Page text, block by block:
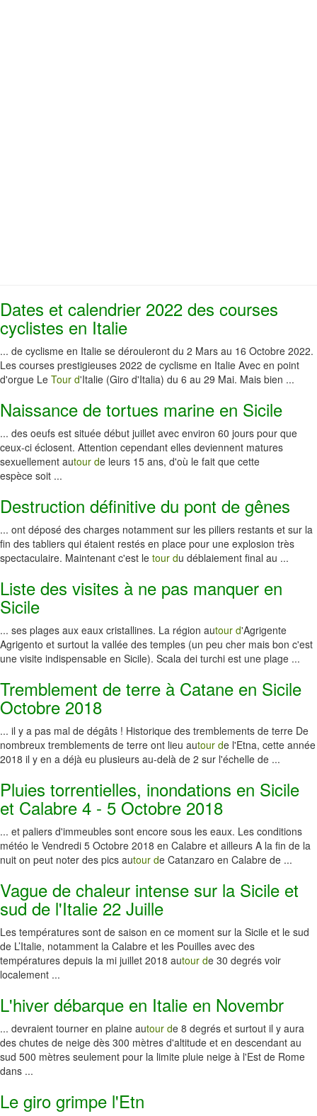
Dates et calendrier 2022 des courses
cyclistes en Italie
... de cyclisme en Italie se dérouleront du 2 Mars au 16 Octobre 2022.
Les courses prestigieuses 2022 de cyclisme en Italie Avec en point
d'orgue Le Tour d'Italie (Giro d'Italia) du 6 au 29 Mai. Mais bien ...
Naissance de tortues marine en Sicile
... des oeufs est située début juillet avec environ 60 jours pour que
ceux-ci éclosent. Attention cependant elles deviennent matures
sexuellement autour de leurs 15 ans, d'où le fait que cette
espèce soit ...
Destruction définitive du pont de gênes
... ont déposé des charges notamment sur les piliers restants et sur la
fin des tabliers qui étaient restés en place pour une explosion très
spectaculaire. Maintenant c'est le tour du déblaiement final au ...
Liste des visites à ne pas manquer en
Sicile
... ses plages aux eaux cristallines. La région autour d'Agrigente
Agrigento et surtout la vallée des temples (un peu cher mais bon c'est
une visite indispensable en Sicile). Scala dei turchi est une plage ...
Tremblement de terre à Catane en Sicile
Octobre 2018
... il y a pas mal de dégâts ! Historique des tremblements de terre De
nombreux tremblements de terre ont lieu autour de l'Etna, cette année
2018 il y en a déjà eu plusieurs au-delà de 2 sur l'échelle de ...
Pluies torrentielles, inondations en Sicile
et Calabre 4 - 5 Octobre 2018
... et paliers d'immeubles sont encore sous les eaux. Les conditions
météo le Vendredi 5 Octobre 2018 en Calabre et ailleurs A la fin de la
nuit on peut noter des pics autour de Catanzaro en Calabre de ...
Vague de chaleur intense sur la Sicile et
sud de l'Italie 22 Juille
Les températures sont de saison en ce moment sur la Sicile et le sud
de L’Italie, notamment la Calabre et les Pouilles avec des
températures depuis la mi juillet 2018 autour de 30 degrés voir
localement ...
L'hiver débarque en Italie en Novembr
... devraient tourner en plaine autour de 8 degrés et surtout il y aura
des chutes de neige dès 300 mètres d'altitude et en descendant au
sud 500 mètres seulement pour la limite pluie neige à l'Est de Rome
dans ...
Le giro grimpe l'Etn